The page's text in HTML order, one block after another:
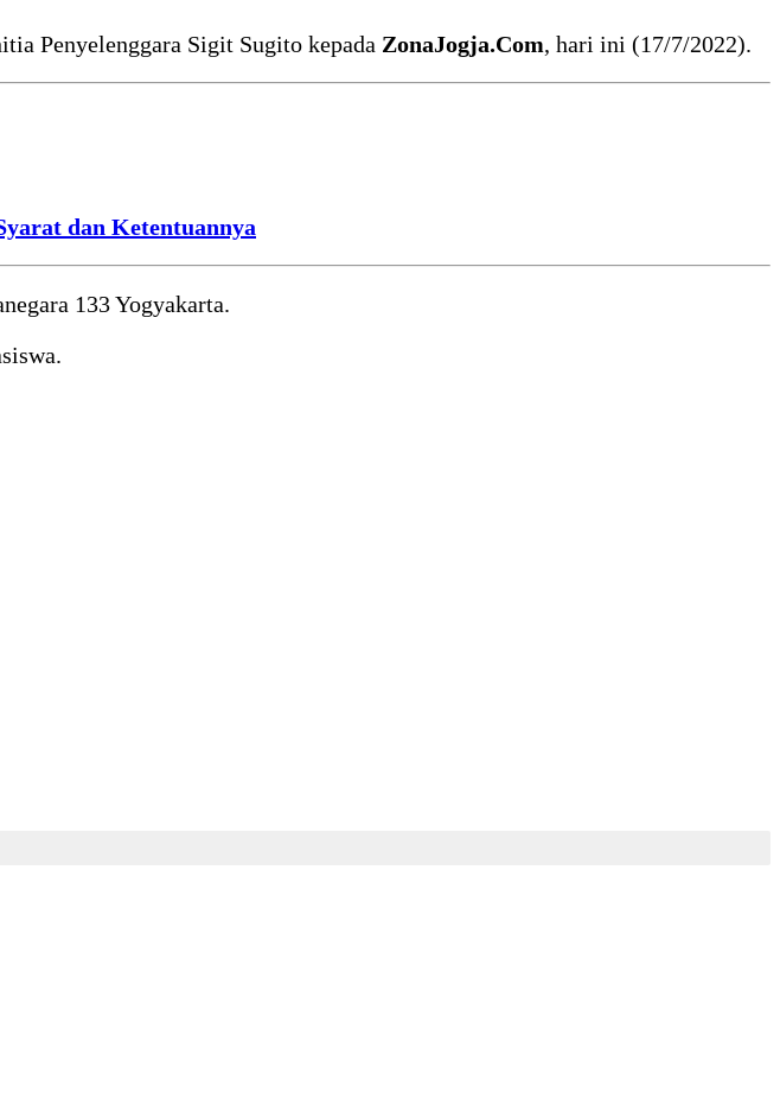
Penyelenggara Sigit Sugito kepada ZonaJogja.Com, hari ini (17/7/2022).
dan Ketentuannya
133 Yogyakarta.